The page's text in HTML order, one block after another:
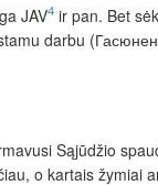
JAV4 ir pan. Bet
darbu
Sąjūdžio
o kartais žymiai